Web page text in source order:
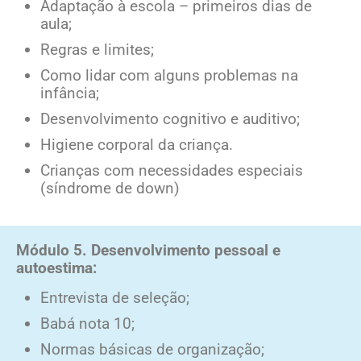
Adaptação à escola – primeiros dias de
aula;
Regras e limites;
Como lidar com alguns problemas na
infância;
Desenvolvimento cognitivo e auditivo;
Higiene corporal da criança.
Crianças com necessidades especiais
(síndrome de down)
Módulo 5. Desenvolvimento pessoal e
autoestima:
Entrevista de seleção;
Babá nota 10;
Normas básicas de organização;